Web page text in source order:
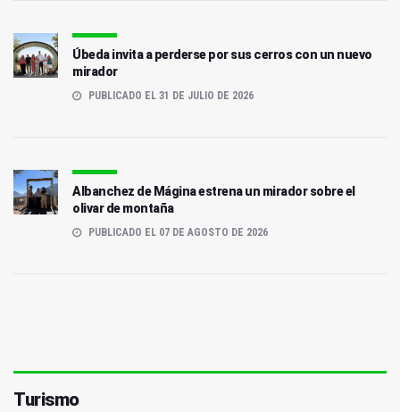
Úbeda invita a perderse por sus cerros con un nuevo
mirador
PUBLICADO EL 31 DE JULIO DE 2026
Albanchez de Mágina estrena un mirador sobre el
olivar de montaña
PUBLICADO EL 07 DE AGOSTO DE 2026
Turismo